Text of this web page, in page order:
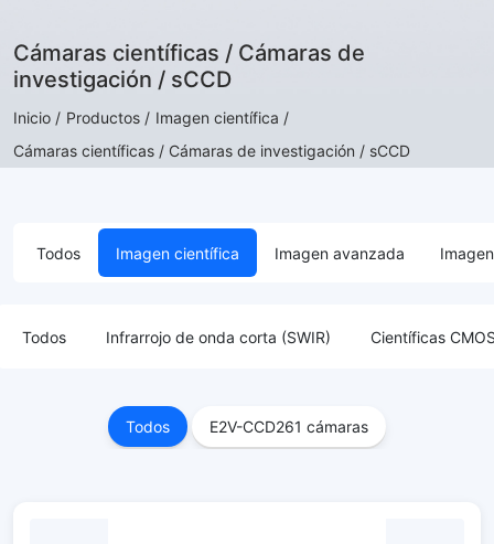
Cámaras científicas / Cámaras de
investigación / sCCD
Inicio / Productos / Imagen científica /
Cámaras científicas / Cámaras de investigación / sCCD
Todos Imagen científica Imagen avanzada
Todos Infrarrojo de onda corta (SWIR) Científicas
Todos E2V-CCD261 cámaras